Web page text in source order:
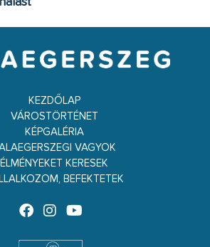
KEZDŐLAP
VÁROSTÖRTÉNET
KÉPGALÉRIA
VAGYOK
ÉLMÉNYEKET KERESEK
BEFEKTETEK